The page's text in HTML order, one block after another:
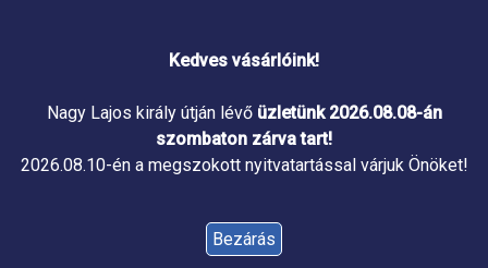
Kedves vásárlóink!
Nagy Lajos király útján lévő üzletünk 2026.08.08-án
szombaton zárva tart!
2026.08.10-én a megszokott nyitvatartással várjuk Önöket!
Bezárás